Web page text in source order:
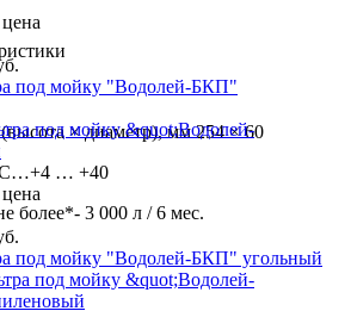
× диаметр), мм 254 × 60
С…+4 … +40
более*- 3 000 л / 6 мес.
под мойку "Водолей-БКП"
под мойку "Водолей-БКП" угольный